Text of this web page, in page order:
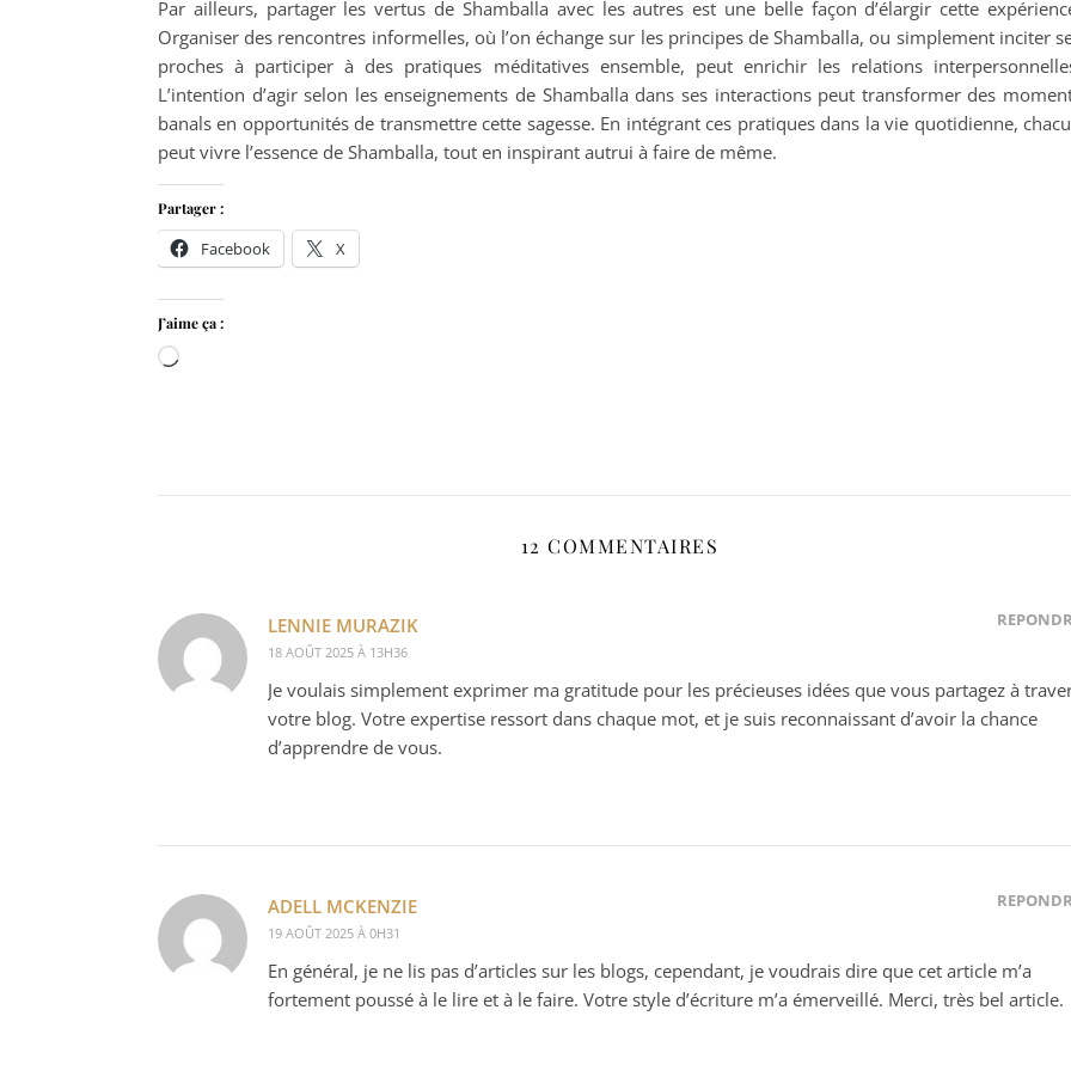
Par ailleurs, partager les vertus de Shamballa avec les autres est une belle façon d’élargir cette
Organiser des rencontres informelles, où l’on échange sur les principes de Shamballa, ou simplement inciter
proches à participer à des pratiques méditatives ensemble, peut enrichir les relations
L’intention d’agir selon les enseignements de Shamballa dans ses interactions peut transformer des
banals en opportunités de transmettre cette sagesse. En intégrant ces pratiques dans la vie quotidienne,
peut vivre l’essence de Shamballa, tout en inspirant autrui à faire de même.
Partager :
Facebook X
J’aime ça :
Chargement…
12 COMMENTAIRES
LENNIE MURAZIK
18 AOÛT 2025 À 13H36
Je voulais simplement exprimer ma gratitude pour les précieuses idées que vous partagez à
votre blog. Votre expertise ressort dans chaque mot, et je suis reconnaissant d’avoir la chance
d’apprendre de vous.
ADELL MCKENZIE
19 AOÛT 2025 À 0H31
En général, je ne lis pas d’articles sur les blogs, cependant, je voudrais dire que cet article m’a
fortement poussé à le lire et à le faire. Votre style d’écriture m’a émerveillé. Merci, très bel article.